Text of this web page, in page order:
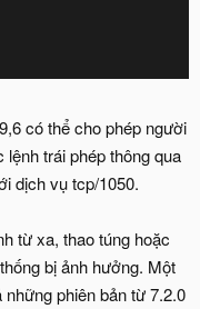
có thể cho phép người
trái phép thông qua
dịch vụ tcp/1050.
từ xa, thao túng hoặc
bị ảnh hưởng. Một
phiên bản từ 7.2.0